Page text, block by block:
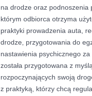
na drodze oraz podnoszenia
którym odbiorca otrzyma
praktyki prowadzenia auta,
drodze, przygotowania do
nastawienia psychicznego
została przygotowana z
rozpoczynających swoją
z praktyką, którzy chcą